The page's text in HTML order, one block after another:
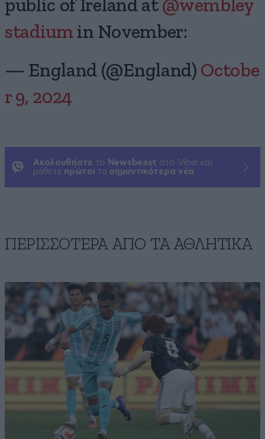
public of Ireland at @wembley
stadiumin November:
— England (@England) Octobe
r 9, 2024
Ακολουθήστε το Newsbeast στο Viber και
μάθετε πρώτοι τα σημαντικότερα νέα
ΠΕΡΙΣΣΟΤΕΡΑ ΑΠΟ ΤA ΑΘΛΗΤΙΚΑ